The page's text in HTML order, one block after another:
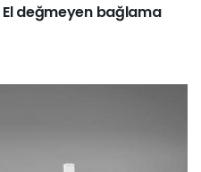
El değmeyen bağlama